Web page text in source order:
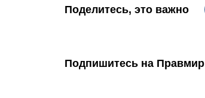
Поделитесь, это важно
Подпишитесь на Правмир